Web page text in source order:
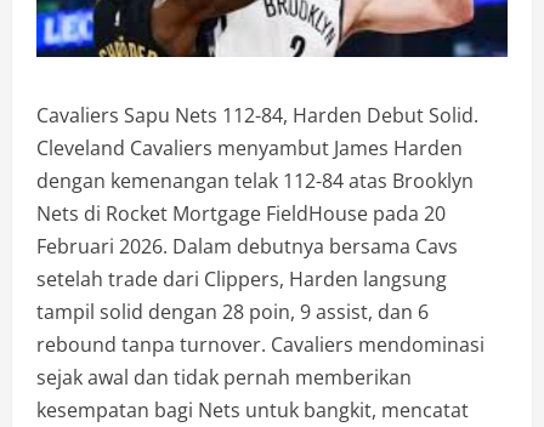
Cavaliers Sapu Nets 112-84, Harden Debut Solid.
Cleveland Cavaliers menyambut James Harden
dengan kemenangan telak 112-84 atas Brooklyn
Nets di Rocket Mortgage FieldHouse pada 20
Februari 2026. Dalam debutnya bersama Cavs
setelah trade dari Clippers, Harden langsung
tampil solid dengan 28 poin, 9 assist, dan 6
rebound tanpa turnover. Cavaliers mendominasi
sejak awal dan tidak pernah memberikan
kesempatan bagi Nets untuk bangkit, mencatat